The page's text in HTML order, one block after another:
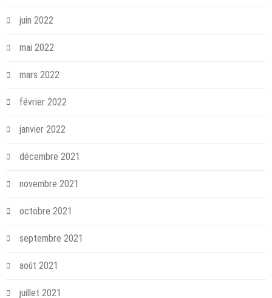
juin 2022
mai 2022
mars 2022
février 2022
janvier 2022
décembre 2021
novembre 2021
octobre 2021
septembre 2021
août 2021
juillet 2021